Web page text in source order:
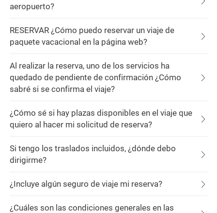
aeropuerto?
RESERVAR ¿Cómo puedo reservar un viaje de
paquete vacacional en la página web?
Al realizar la reserva, uno de los servicios ha
quedado de pendiente de confirmación ¿Cómo
sabré si se confirma el viaje?
¿Cómo sé si hay plazas disponibles en el viaje que
quiero al hacer mi solicitud de reserva?
Si tengo los traslados incluidos, ¿dónde debo
dirigirme?
¿Incluye algún seguro de viaje mi reserva?
¿Cuáles son las condiciones generales en las